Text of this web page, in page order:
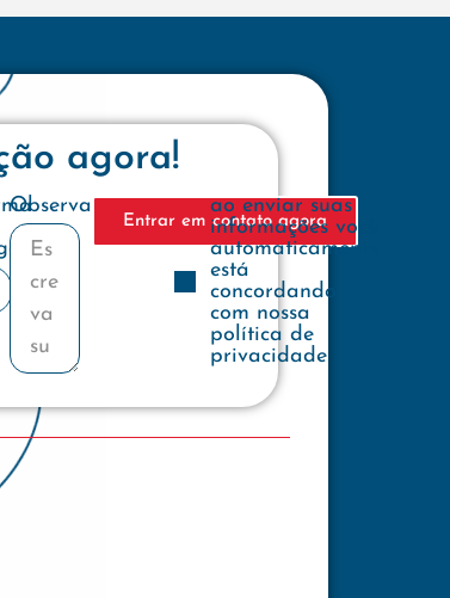
agora!
Observações
Entrar em contato agora
ao enviar suas
informações você
automaticamente
está
concordando
com nossa
política de
privacidade